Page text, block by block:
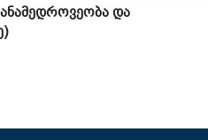
და